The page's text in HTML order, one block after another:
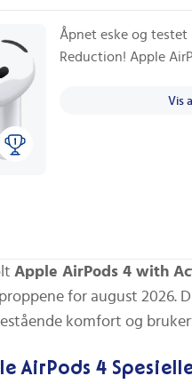
Åpnet eske og
Reduction! Apple
Vis
Apple AirPods 4 with
for august 2026.
komfort og
AirPods 4